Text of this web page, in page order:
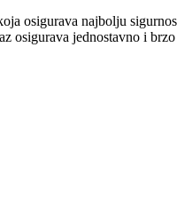
osigurava najbolju
osigurava jednostavno i